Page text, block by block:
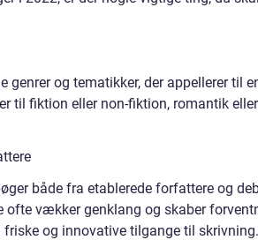
genrer og tematikker, der appellerer til
til fiktion eller non-fiktion, romantik
både fra etablerede forfattere og
ofte vækker genklang og skaber
friske og innovative tilgange til skrivning.